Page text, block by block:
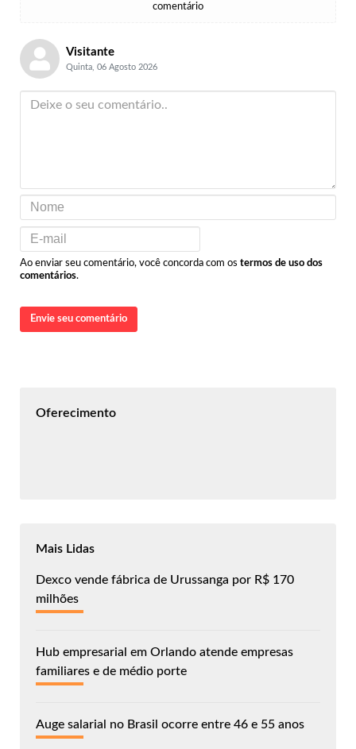
comentário
Visitante
Quinta, 06 Agosto 2026
Ao enviar seu comentário, você concorda com os termos de uso dos
comentários.
Envie seu comentário
Oferecimento
Mais Lidas
Dexco vende fábrica de Urussanga por R$ 170
milhões
Hub empresarial em Orlando atende empresas
familiares e de médio porte
Auge salarial no Brasil ocorre entre 46 e 55 anos